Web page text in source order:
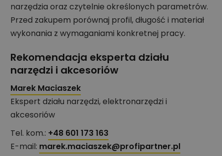
narzędzia oraz czytelnie określonych parametrów.
Przed zakupem porównaj profil, długość i materiał
wykonania z wymaganiami konkretnej pracy.
Rekomendacja eksperta działu
narzędzi i akcesoriów
Marek Maciaszek
Ekspert działu narzędzi, elektronarzędzi i
akcesoriów
Tel. kom.: +48 601 173 163
E-mail: marek.maciaszek@profipartner.pl